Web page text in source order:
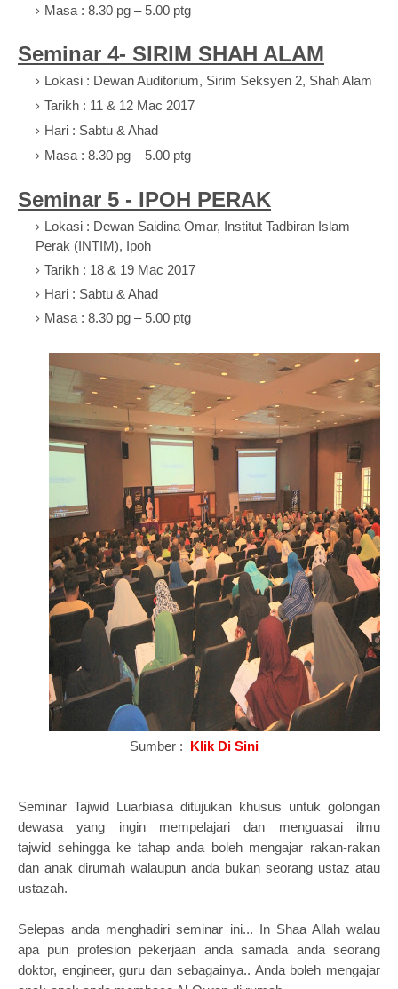
Masa : 8.30 pg – 5.00 ptg
Seminar 4- SIRIM SHAH ALAM
Lokasi : Dewan Auditorium, Sirim Seksyen 2, Shah Alam
Tarikh : 11 & 12 Mac 2017
Hari : Sabtu & Ahad
Masa : 8.30 pg – 5.00 ptg
Seminar 5 - IPOH PERAK
Lokasi : Dewan Saidina Omar, Institut Tadbiran Islam
Perak (INTIM), Ipoh
Tarikh : 18 & 19 Mac 2017
Hari : Sabtu & Ahad
Masa : 8.30 pg – 5.00 ptg
Sumber : Klik Di Sini
Seminar Tajwid Luarbiasa ditujukan khusus untuk golongan
dewasa yang ingin mempelajari dan menguasai ilmu
tajwid sehingga ke tahap anda boleh mengajar rakan-rakan
dan anak dirumah walaupun anda bukan seorang ustaz atau
ustazah.
Selepas anda menghadiri seminar ini... In Shaa Allah walau
apa pun profesion pekerjaan anda samada anda seorang
doktor, engineer, guru dan sebagainya.. Anda boleh mengajar